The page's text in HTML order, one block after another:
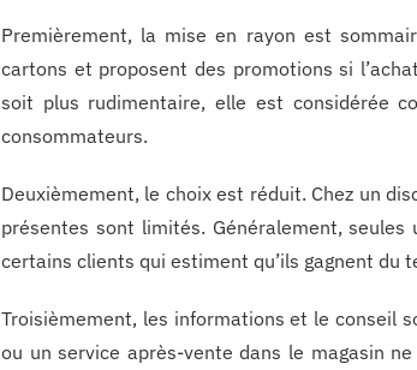
Premièrement, la mise en rayon est
cartons et proposent des promotions si
soit plus rudimentaire, elle est considérée
consommateurs.
Deuxièmement, le choix est réduit. Chez un
présentes sont limités. Généralement,
certains clients qui estiment qu’ils gagnent du
Troisièmement, les informations et le conseil
ou un service après-vente dans le magasin